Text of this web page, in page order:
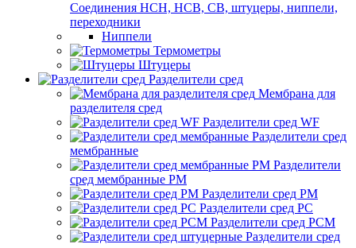
Соединения НСН, НСВ, СВ, штуцеры, ниппели,
переходники
Ниппели
Термометры
Штуцеры
Разделители сред
Мембрана для
разделителя сред
Разделители сред WF
Разделители сред
мембранные
Разделители
сред мембранные РМ
Разделители сред РМ
Разделители сред РС
Разделители сред РСМ
Разделители сред